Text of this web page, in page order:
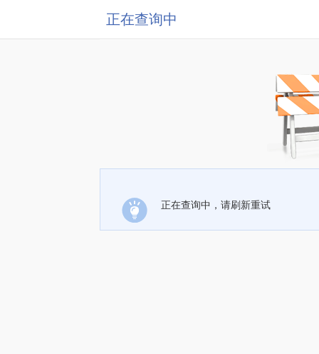
正在查询中
正在查询中，请刷新重试